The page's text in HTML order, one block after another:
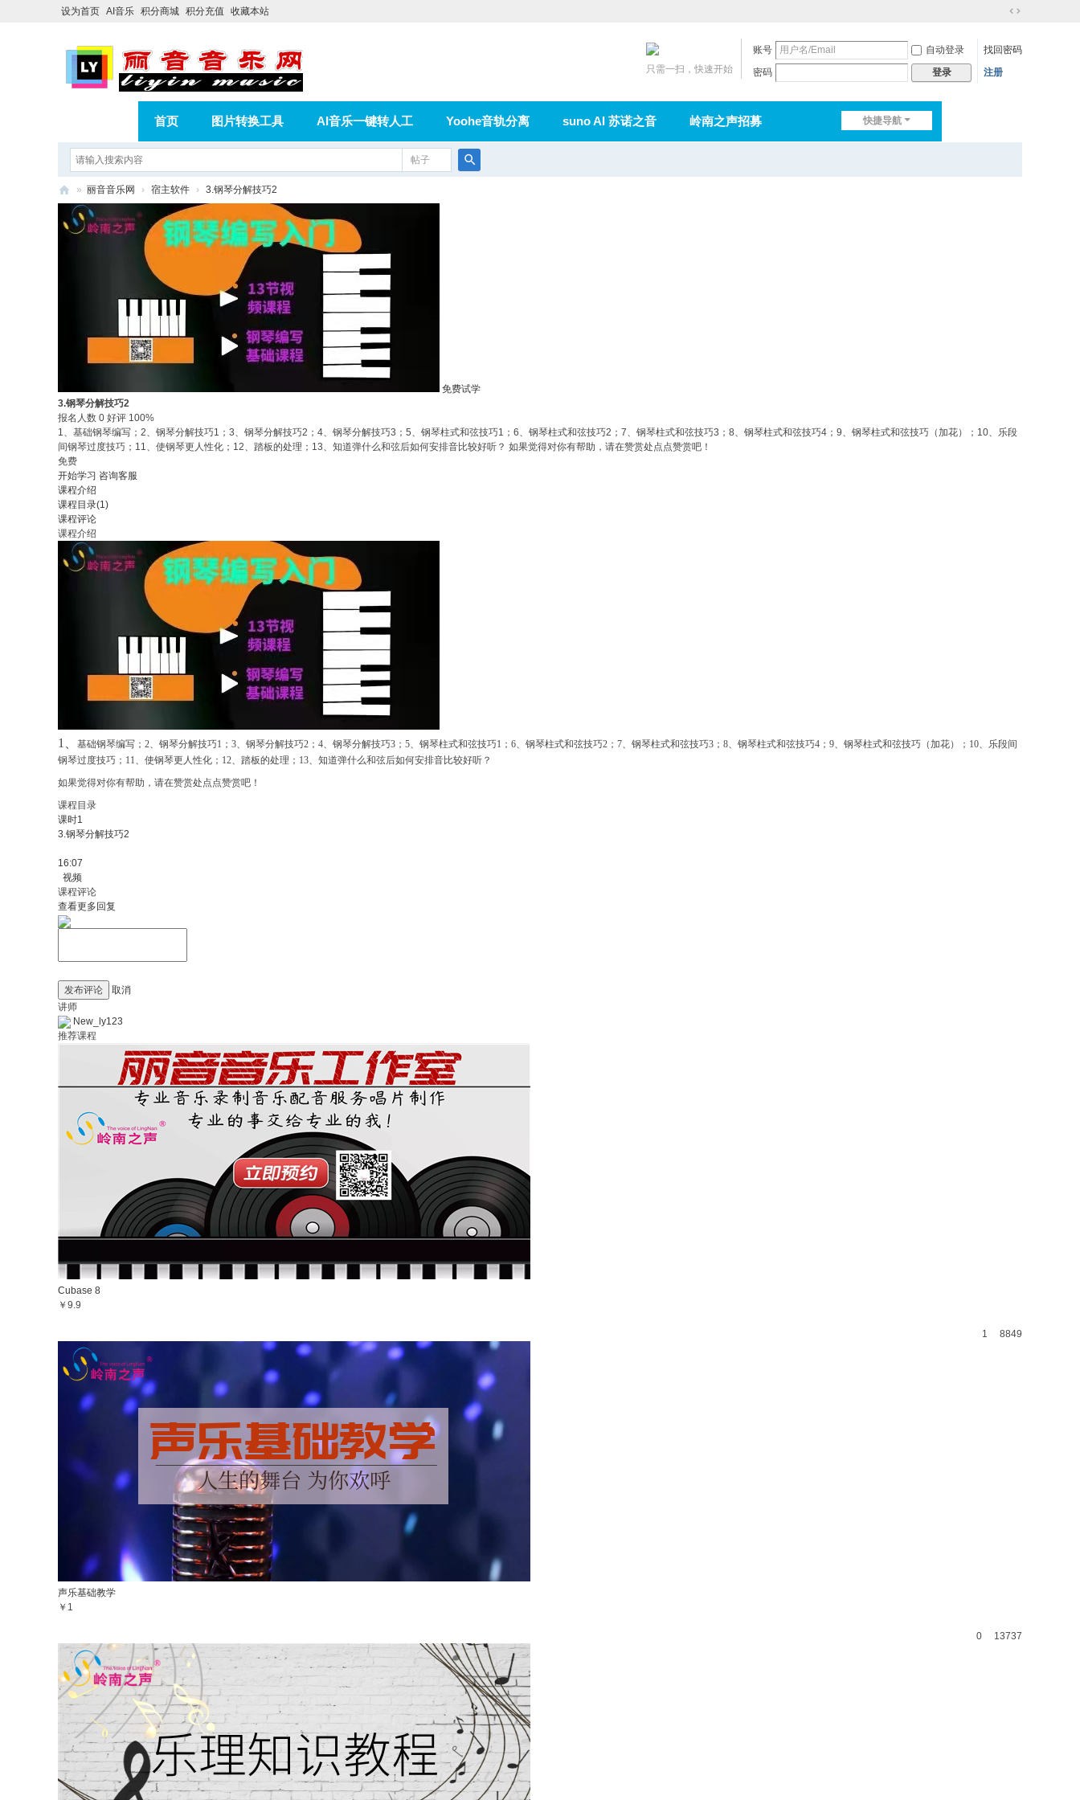
设为首页 AI音乐 积分商城 积分充值 收藏本站
到
账号 自动登录
找回密码
密码
登录 注册
只需一扫，快速开始
快捷导航
首页 图片转换工具 AI音乐一键转人工 Yoohe音轨分离 suno AI 苏诺之音 岭南之声招募
在线论坛
相册 分享 记录
帖子
» 丽音音乐网 › 宿主软件 › 3.钢琴分解技巧2
免费试学
3.钢琴分解技巧2
报名人数 0 好评 100%
1、基础钢琴编写；2、钢琴分解技巧1；3、钢琴分解技巧2；4、钢琴分解技巧3；5、钢琴柱式和弦技巧1；6、钢琴柱式和弦技巧2；7、钢琴柱式和弦技巧3；8、钢琴柱式和弦技巧4；9、钢琴柱式和弦技巧（加花）；10、乐段
间钢琴过度技巧；11、使钢琴更人性化；12、踏板的处理；13、知道弹什么和弦后如何安排音比较好听？ 如果觉得对你有帮助，请在赞赏处点点赞赏吧！
免费
开始学习 咨询客服
课程介绍
课程目录(1)
课程评论
课程介绍
1、 基础钢琴编写； 2、钢琴分解技巧1 ； 3、钢琴分解技巧2 ； 4、钢琴分解技巧3 ； 5、钢琴柱式和弦技巧1 ； 6、钢琴柱式和弦技巧2 ； 7、钢琴柱式和弦技巧3 ； 8、钢琴柱式和弦技巧4 ； 9、钢琴柱式和弦技巧（加花）； 10、乐段间
钢琴过度技巧； 11、使钢琴更人性化； 12、踏板的处理； 13、知道弹什么和弦后如何安排音比较好听？
如果觉得对你有帮助，请在赞赏处点点赞赏吧！
课程目录
课时1
3.钢琴分解技巧2
16:07
视频
课程评论
查看更多回复
发布评论
取消
讲师
New_ly123
推荐课程
Cubase 8
￥9.9
1 8849
声乐基础教学
￥1
0 13737